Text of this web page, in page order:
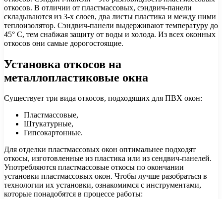
откосов. В отличии от пластмассовых, сэндвич-панели
складываются из 3-х слоев, два листы пластика и между ними
теплоизолятор. Сэндвич-панели выдерживают температуру до
45° С, тем снабжая защиту от воды и холода. Из всех оконных
откосов они самые дорогостоящие.
Установка откосов на
металлопластиковые окна
Существует три вида откосов, подходящих для ПВХ окон:
Пластмассовые,
Штукатурные,
Гипсокартонные.
Для отделки пластмассовых окон оптимальнее подходят
откосы, изготовленные из пластика или из сендвич-панелей.
Употребляются пластмассовые откосы по окончании
установки пластмассовых окон. Чтобы лучше разобраться в
технологии их установки, ознакомимся с инструментами,
которые понадобятся в процессе работы: